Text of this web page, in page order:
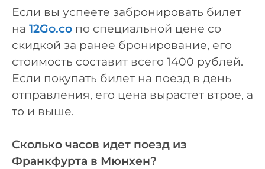
Если вы успеете забронировать билет
на 12Go.co по специальной цене со
скидкой за ранее бронирование, его
стоимость составит всего 1400 рублей.
Если покупать билет на поезд в день
отправления, его цена вырастет втрое, а
то и выше.
Сколько часов идет поезд из
Франкфурта в Мюнхен?